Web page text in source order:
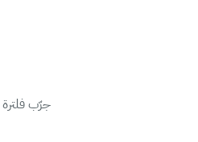
جرّب فلترة